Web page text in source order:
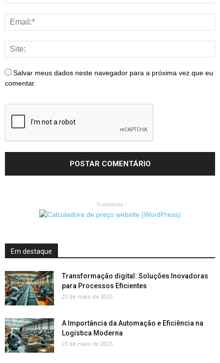
Salvar meus dados neste navegador para a próxima vez que eu
comentar.
- Publicidade -
Em destaque
Transformação digital: Soluções Inovadoras
para Processos Eficientes
23 de maio de 2025
A Importância da Automação e Eficiência na
Logística Moderna
23 de maio de 2025